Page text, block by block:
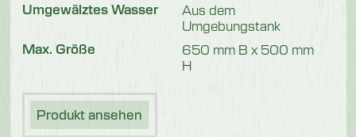
Umgewälztes Wasser
Aus dem
Umgebungstank
Max. Größe
650 mm B x 500 mm
H
Produkt ansehen